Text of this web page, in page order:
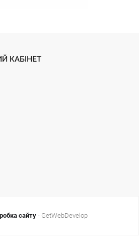
КАБІНЕТ
сайту - GetWebDevelop